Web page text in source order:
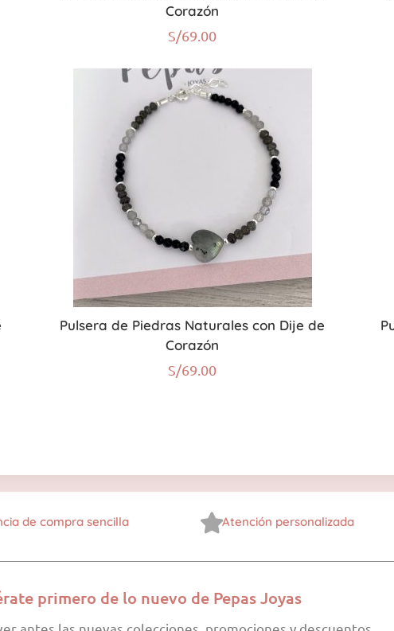
Corazón
S/69.00
Pulsera de Piedras Naturales con Dije de
Corazón
S/69.00
de compra sencilla Atención personalizada
primero de lo nuevo de Pepas Joyas